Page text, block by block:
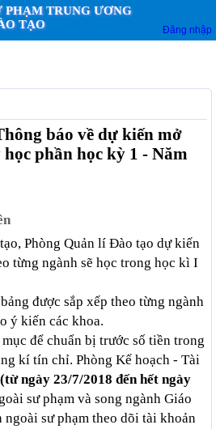
PHẠM TRUNG ƯƠNG
TẠO
Đăng nhập
báo về dự kiến mở
phần học kỳ 1 - Năm
Phòng Quản lí Đào tạo dự kiến
từng ngành sẽ học trong học kì I
được sắp xếp theo từng ngành
ý kiến các khoa.
để chuẩn bị trước số tiền trong
kí tín chỉ. Phòng Kế hoạch - Tài
ừ ngày 23/7/2018 đến hết ngày
sư phạm và song ngành Giáo
sư phạm theo dõi tài khoản